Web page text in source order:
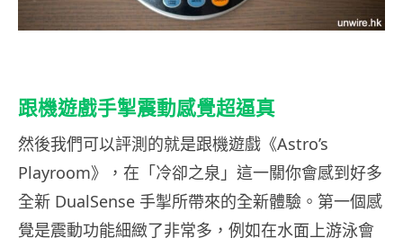
跟機遊戲手掣震動感覺超逼真
然後我們可以評測的就是跟機遊戲《Astro’s
Playroom》，在「冷卻之泉」這一關你會感到好多
全新 DualSense 手掣所帶來的全新體驗。第一個感
覺是震動功能細緻了非常多，例如在水面上游泳會